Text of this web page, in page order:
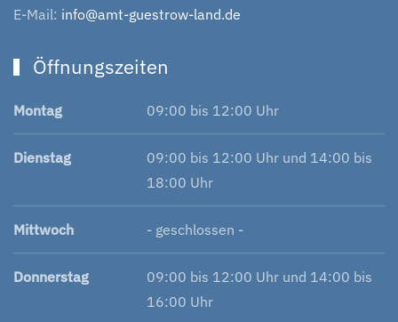
E-Mail: info@amt-guestrow-land.de
Öffnungszeiten
Montag 09:00 bis 12:00 Uhr
Dienstag
09:00 bis 12:00 Uhr und 14:00 bis
18:00 Uhr
Mittwoch - geschlossen -
Donnerstag
09:00 bis 12:00 Uhr und 14:00 bis
16:00 Uhr